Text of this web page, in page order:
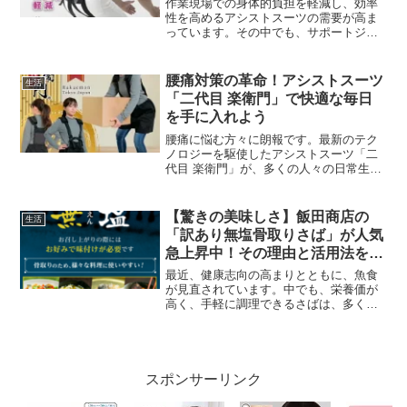
作業現場での身体的負担を軽減し、効率
性を高めるアシストスーツの需要が高ま
っています。その中でも、サポートジャ
では、この製品の特徴や口コミ、実際の
使用感につい...
生活
腰痛対策の革命！アシストスーツ
「二代目 楽衛門」で快適な毎日
を手に入れよう
腰痛に悩む方々に朗報です。最新のテク
ノロジーを駆使したアシストスーツ「二
代目 楽衛門」が、多くの人々の日常生活
腰痛対策としての効果について詳しく解
説していきます。「二代...
生活
【驚きの美味しさ】飯田商店の
「訳あり無塩骨取りさば」が人気
急上昇中！その理由と活用法を徹
底解説
最近、健康志向の高まりとともに、魚食
が見直されています。中でも、栄養価が
高く、手軽に調理できるさばは、多くの
スポンサーリンク